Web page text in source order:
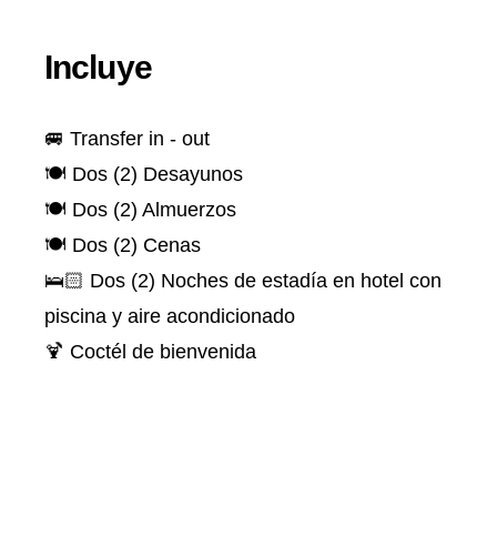
Incluye
🚐 Transfer in - out
🍽️ Dos (2) Desayunos
🍽️ Dos (2) Almuerzos
🍽️ Dos (2) Cenas
🛌🏻 Dos (2) Noches de estadía en hotel con
piscina y aire acondicionado
🍹 Coctél de bienvenida